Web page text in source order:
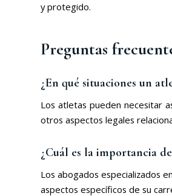
y protegido.
Preguntas
¿En qué situaciones un
Los atletas pueden necesitar
otros aspectos legales
¿Cuál es la importancia
Los abogados especializados
aspectos específicos de su